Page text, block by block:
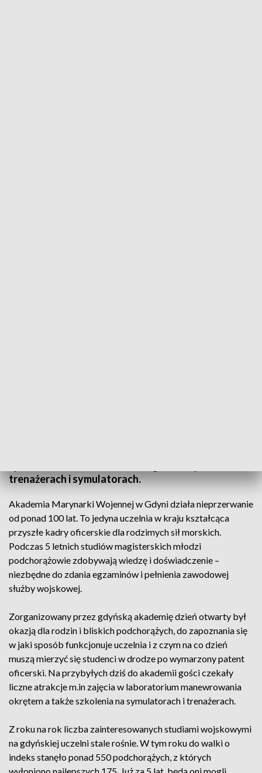
trenażerach i symulatorach.
Akademia Marynarki Wojennej w Gdyni działa nieprzerwanie
od ponad 100 lat. To jedyna uczelnia w kraju kształcąca
przyszłe kadry oficerskie dla rodzimych sił morskich.
Podczas 5 letnich studiów magisterskich młodzi
podchorążowie zdobywają wiedzę i doświadczenie –
niezbędne do zdania egzaminów i pełnienia zawodowej
służby wojskowej.
Zorganizowany przez gdyńską akademię dzień otwarty był
okazją dla rodzin i bliskich podchorążych, do zapoznania się
w jaki sposób funkcjonuje uczelnia i z czym na co dzień
muszą mierzyć się studenci w drodze po wymarzony patent
oficerski. Na przybyłych dziś do akademii gości czekały
liczne atrakcje m.in zajęcia w laboratorium manewrowania
okrętem a także szkolenia na symulatorach i trenażerach.
Z roku na rok liczba zainteresowanych studiami wojskowymi
na gdyńskiej uczelni stale rośnie. W tym roku do walki o
indeks stanęło ponad 550 podchorążych, z których